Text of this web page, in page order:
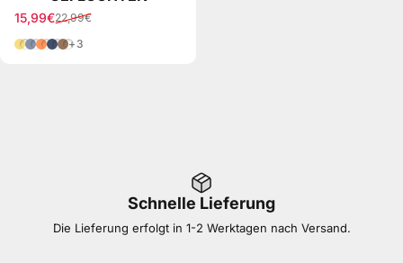
Verkaufspreis
15,99€
Normaler Preis
22,99€
Gelb
Eisblau
Orange
Blau
Braun
+3
Schnelle Lieferung
Die Lieferung erfolgt in 1-2 Werktagen nach Versand.